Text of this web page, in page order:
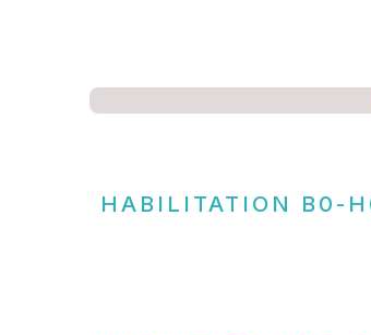
HABILITATION B0-